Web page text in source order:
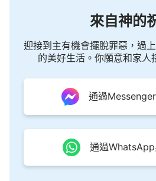
來自神的
迎接到主有機會擺脫罪惡，過
的美好生活。你願意和家人
通過
通過